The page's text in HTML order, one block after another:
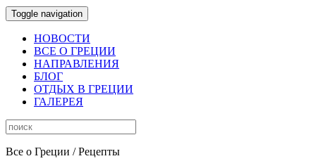
Toggle navigation
НОВОСТИ
ВСЕ О ГРЕЦИИ
НАПРАВЛЕНИЯ
БЛОГ
ОТДЫХ В ГРЕЦИИ
ГАЛЕРЕЯ
Все о Греции / Рецепты